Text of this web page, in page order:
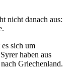
nicht danach aus:
sich um
haben aus
Griechenland.